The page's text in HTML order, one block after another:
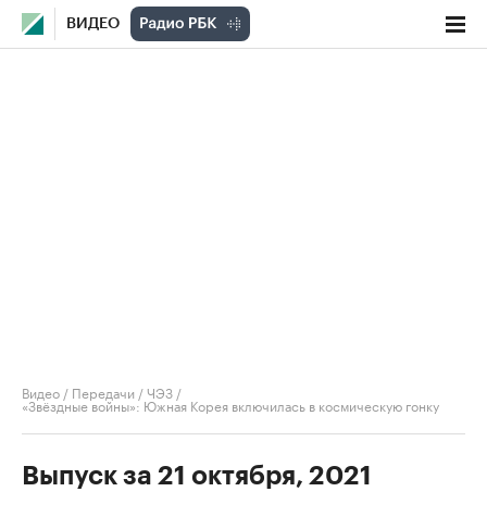
ВИДЕО
Видео / Передачи /ЧЭЗ /
«Звёздные войны»: Южная Корея включилась в космическую гонку
Выпуск за 21 октября, 2021